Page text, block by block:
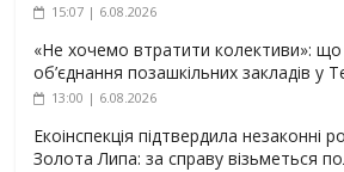
15:07 | 6.08.2026
«Не хочемо втратити колективи»:
об’єднання позашкільних закладів у
13:00 | 6.08.2026
Екоінспекція підтвердила незаконні
Золота Липа: за справу візьметься